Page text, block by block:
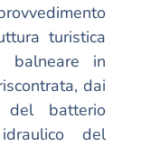
turistica
balneare in
dai
batterio
del